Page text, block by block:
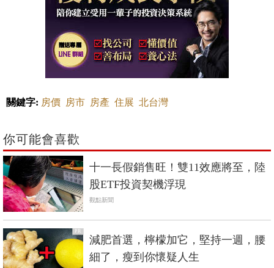
關鍵字: 房價 房市 房產 住展 北台灣
你可能會喜歡
十一長假銷售旺！雙11效應將至，陸
股ETF投資契機浮現
觀點新聞
PR
減肥首選，檸檬加它，堅持一週，腰
細了，瘦到你懷疑人生